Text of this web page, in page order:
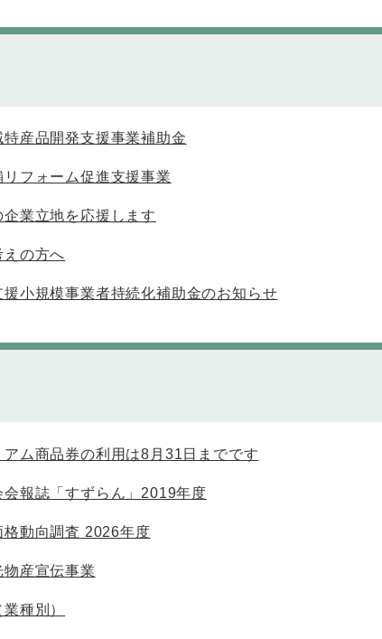
特産品開発支援事業補助金
リフォーム促進支援事業
企業立地を応援します
えの方へ
援小規模事業者持続化補助金のお知らせ
アム商品券の利用は8月31日までです
会報誌「すずらん」2019年度
格動向調査 2026年度
物産宣伝事業
種別）